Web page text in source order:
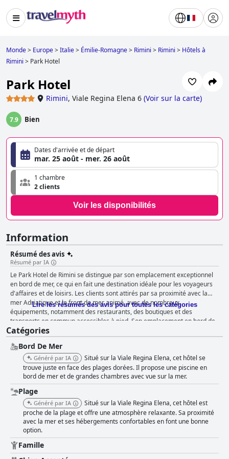
Monde> Europe>Italie> Émilie-Romagne> Rimini > Rimini > Hôtels à
Rimini > Park Hotel
Park Hotel
Rimini, Viale Regina Elena 6 (Voir sur la carte)
7.9 Bien
Dates d'arrivée et de départ
mar. 25 août - mer. 26 août
1 chambre
2 clients
Voir les disponibilités
Information
Résumé des avis
Résumé par IA
Le Park Hotel de Rimini se distingue par son emplacement exceptionnel
en bord de mer, ce qui en fait une destination idéale pour les voyageurs
d'affaires et de loisirs. Les clients sont attirés par sa proximité avec la
mer Adriatique et le front de mer animé, avec de nombreux
équipements, notamment des restaurants, des boutiques et des
transports en commun accessibles à pied. Son emplacement en bord de
mer offre une vue imprenable et un accès facile au centre historique et à
Marina Centro, ce qui renforce son attrait général. Le petit-déjeuner de
l'hôtel est très apprécié pour sa variété et sa qualité, avec un buffet qui
répond aux goûts internationaux et italiens, complété par du café italien
frais. Les clients apprécient les plats délicieux et abondants, ainsi que la
vue agréable sur la mer et l'atmosphère relaxante de la salle de petit-
déjeuner. Malgré quelques critiques mineures sur la variété, notamment
pour les besoins alimentaires spécifiques, l'expérience du petit-déjeuner
est généralement considérée comme un point fort. Les commentaires
sur le dîner sont plus mitigés, bien que de nombreux clients apprécient la
nourriture savoureuse et fraîche et le service poli. Cependant, certains
ont trouvé le menu répétitif et les portions petites, ce qui les a amenés à
préférer dîner à l'extérieur de l'hôtel. La disponibilité de bons de
réduction pour les restaurants locaux proposant une excellente cuisine
Lire les résumés des avis pour toutes les catégories
Catégories
Bord De Mer
Généré par IA
Situé sur la Viale Regina Elena, cet hôtel se
trouve juste en face des plages dorées. Il propose une piscine en
bord de mer et de grandes chambres avec vue sur la mer.
Plage
Généré par IA
Situé sur la Viale Regina Elena, cet hôtel est
proche de la plage et offre une atmosphère relaxante. Sa proximité
avec la mer et ses hébergements confortables en font une bonne
option.
Famille